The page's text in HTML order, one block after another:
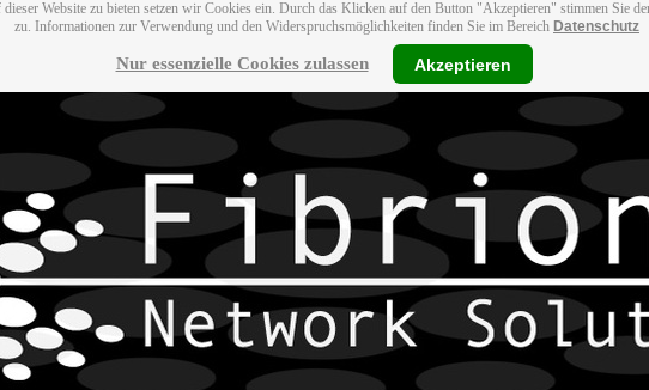
Website zu bieten setzen wir Cookies ein. Durch das Klicken auf den Button "Akzeptieren" stimmen Sie
zu. Informationen zur Verwendung und den Widerspruchsmöglichkeiten finden Sie im Bereich Datenschutz
Nur essenzielle Cookies zulassen Akzeptieren